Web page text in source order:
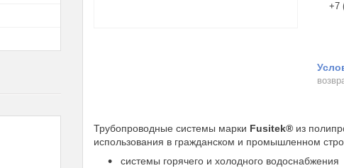
+7
Трубопроводные системы марки Fusitek® из
использования в гражданском и промышленном
системы горячего и холодного водоснабжения